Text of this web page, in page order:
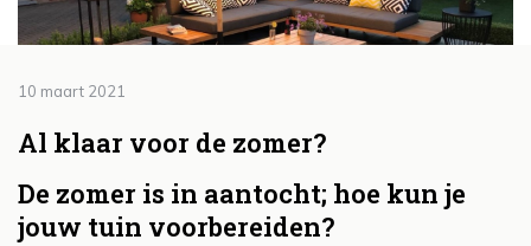
10 maart 2021
Al klaar voor de zomer?
De zomer is in aantocht; hoe kun je
jouw tuin voorbereiden?